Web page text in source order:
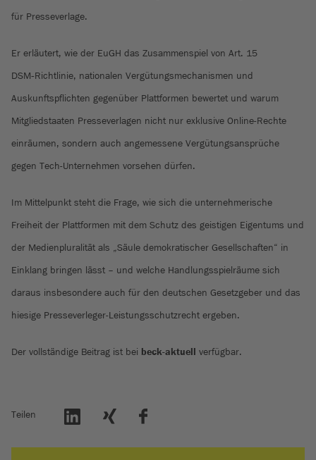
für Presseverlage.
Er erläutert, wie der EuGH das Zusammenspiel von Art. 15
DSM‑Richtlinie, nationalen Vergütungsmechanismen und
Auskunftspflichten gegenüber Plattformen bewertet und warum
Mitgliedstaaten Presseverlagen nicht nur exklusive Online-Rechte
einräumen, sondern auch angemessene Vergütungsansprüche
gegen Tech-Unternehmen vorsehen dürfen.
Im Mittelpunkt steht die Frage, wie sich die unternehmerische
Freiheit der Plattformen mit dem Schutz des geistigen Eigentums und
der Medienpluralität als „Säule demokratischer Gesellschaften“ in
Einklang bringen lässt – und welche Handlungsspielräume sich
daraus insbesondere auch für den deutschen Gesetzgeber und das
hiesige Presseverleger-Leistungsschutzrecht ergeben.
Der vollständige Beitrag ist bei beck-aktuell verfügbar.
Teilen